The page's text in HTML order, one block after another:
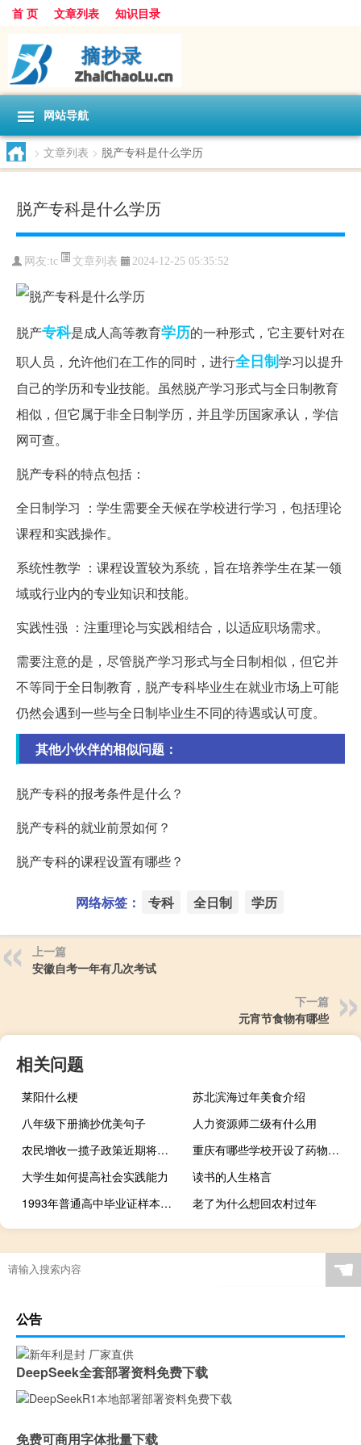
首 页 文章列表 知识目录
网站导航
> 文章列表 > 脱产专科是什么学历
脱产专科是什么学历
网友:tc 文章列表 2024-12-25 05:35:52
脱产专科是成人高等教育学历的一种形式，它主要针对在
职人员，允许他们在工作的同时，进行全日制学习以提升
自己的学历和专业技能。虽然脱产学习形式与全日制教育
相似，但它属于非全日制学历，并且学历国家承认，学信
网可查。
脱产专科的特点包括：
全日制学习 ：学生需要全天候在学校进行学习，包括理论
课程和实践操作。
系统性教学 ：课程设置较为系统，旨在培养学生在某一领
域或行业内的专业知识和技能。
实践性强 ：注重理论与实践相结合，以适应职场需求。
需要注意的是，尽管脱产学习形式与全日制相似，但它并
不等同于全日制教育，脱产专科毕业生在就业市场上可能
仍然会遇到一些与全日制毕业生不同的待遇或认可度。
其他小伙伴的相似问题：
脱产专科的报考条件是什么？
脱产专科的就业前景如何？
脱产专科的课程设置有哪些？
网络标签： 专科 全日制 学历
上一篇
安徽自考一年有几次考试
下一篇
元宵节食物有哪些
相关问题
莱阳什么梗
苏北滨海过年美食介绍
八年级下册摘抄优美句子
人力资源师二级有什么用
农民增收一揽子政策近期将出台
重庆有哪些学校开设了药物分析专业
大学生如何提高社会实践能力
读书的人生格言
1993年普通高中毕业证样本（1993年高中毕业证样本）
老了为什么想回农村过年
☚
公告
DeepSeek全套部署资料免费下载
免费可商用字体批量下载